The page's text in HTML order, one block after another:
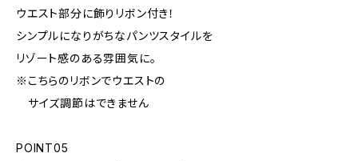
ウエスト部分に飾りリボン付き！
シンプルになりがちなパンツスタイルを
リゾート感のある雰囲気に。
※こちらのリボンでウエストの
サイズ調節はできません
POINT05